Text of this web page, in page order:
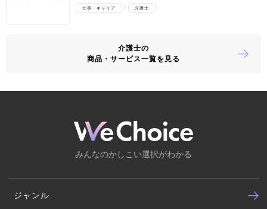
仕事・キャリア 介護士
介護士の
商品・サービス一覧を見る
みんなのかしこい選択がわかる
ジャンル